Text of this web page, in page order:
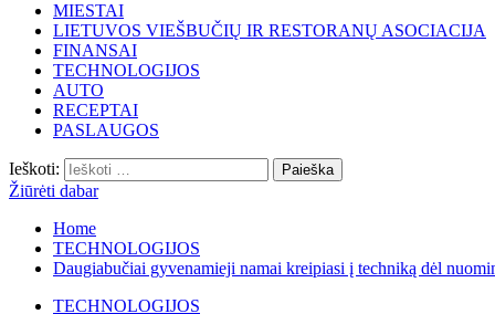
MIESTAI
LIETUVOS VIEŠBUČIŲ IR RESTORANŲ ASOCIACIJA
FINANSAI
TECHNOLOGIJOS
AUTO
RECEPTAI
PASLAUGOS
Ieškoti:
Žiūrėti dabar
Home
TECHNOLOGIJOS
Daugiabučiai gyvenamieji namai kreipiasi į techniką dėl
TECHNOLOGIJOS